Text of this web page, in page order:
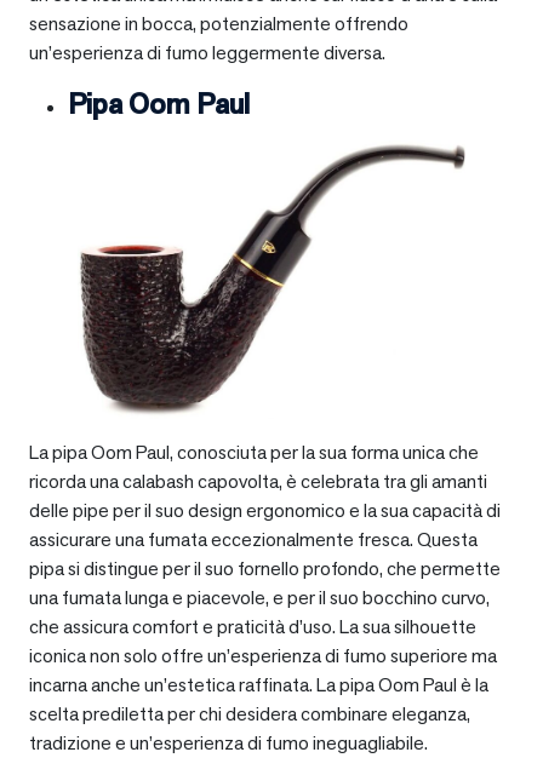
sensazione in bocca, potenzialmente offrendo
un’esperienza di fumo leggermente diversa.
Pipa Oom Paul
La pipa Oom Paul, conosciuta per la sua forma unica che
ricorda una calabash capovolta, è celebrata tra gli amanti
delle pipe per il suo design ergonomico e la sua capacità di
assicurare una fumata eccezionalmente fresca. Questa
pipa si distingue per il suo fornello profondo, che permette
una fumata lunga e piacevole, e per il suo bocchino curvo,
che assicura comfort e praticità d’uso. La sua silhouette
iconica non solo offre un’esperienza di fumo superiore ma
incarna anche un’estetica raffinata. La pipa Oom Paul è la
scelta prediletta per chi desidera combinare eleganza,
tradizione e un’esperienza di fumo ineguagliabile.